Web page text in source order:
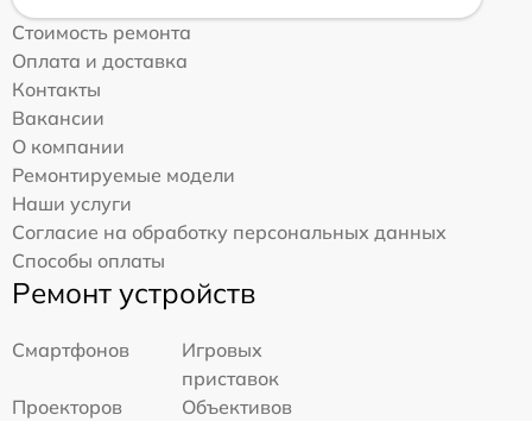
Стоимость ремонта
Оплата и доставка
Контакты
Вакансии
О компании
Ремонтируемые модели
Наши услуги
Согласие на обработку персональных данных
Способы оплаты
Ремонт устройств
Смартфонов
Игровых
приставок
Проекторов
Объективов